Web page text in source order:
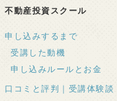
不動産投資スクール
申し込みするまで
受講した動機
申し込みルールとお金
口コミと評判｜受講体験談